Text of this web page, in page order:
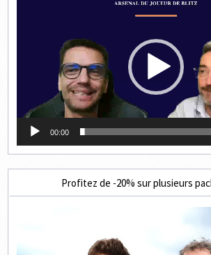
00:00
Profitez de -20% sur plusieurs